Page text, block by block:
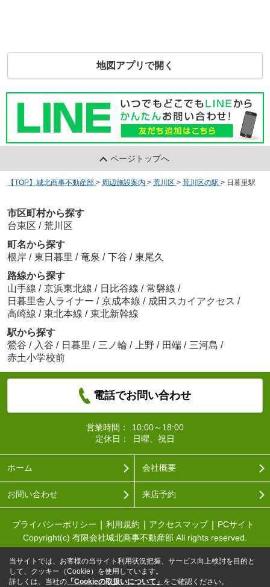
地図アプリで開く
ページトップへ
【TOP】城北商事不動産部 > 周辺施設案内 > 荒川区 > 荒川区の駅 > 日暮里駅
市区町村から探す
台東区 / 荒川区
町名から探す
根岸 / 東日暮里 / 竜泉 / 下谷 / 東尾久
路線から探す
山手線 / 京浜東北線 / 日比谷線 / 常磐線 /
日暮里舎人ライナー / 京成本線 / 成田スカイアクセス /
高崎線 / 東北本線 / 東北新幹線
駅から探す
鶯谷 / 入谷 / 日暮里 / 三ノ輪 / 上野 / 田端 / 三河島 /
赤土小学校前
電話でお問い合わせ
営業時間：
10:00～18:00
定休日：
日曜、祝日
ホーム 会社概要
お問い合わせ 来店予約
プライバシーポリシー 利用規約 アクセスマップ
PCサイト
Copyright(c) 有限会社城北商事不動産部 All rights reserved.
当サイトでは、お客様の当サイト利用状況把握、サービス向上検討を目的と
して、クッキー（Cookie）を使用しています。
詳しくは、当社の 「Cookieの取扱いについて」 をご確認ください。